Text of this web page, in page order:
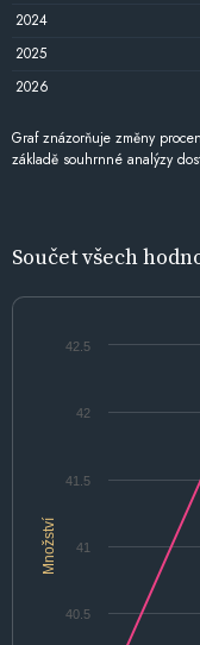
2024
2025
2026
Graf znázorňuje změny
základě souhrnné analýzy
Součet všech
Množství
40.5
41
41.5
42
42.5